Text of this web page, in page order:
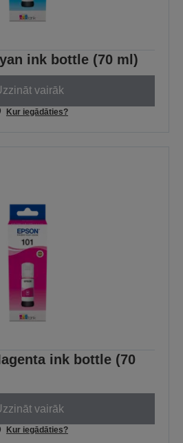
ink bottle (70 ml)
vairāk
Kur iegādāties?
ink bottle (70
vairāk
Kur iegādāties?